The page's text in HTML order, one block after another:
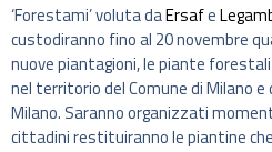
‘Forestami’ voluta daErsafe
custodiranno fino al 20 novembre
nuove piantagioni, le piante
nel territorio del Comune di Milano
Milano. Saranno organizzati
cittadini restituiranno le piantine